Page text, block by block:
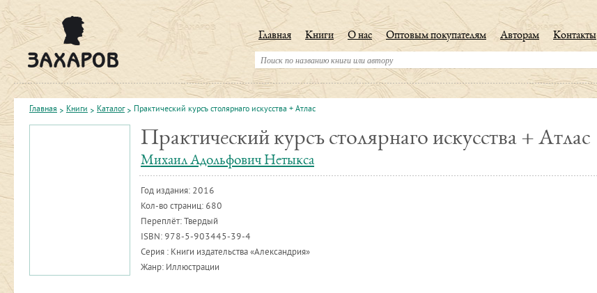
Главная Книги О нас Оптовым покупателям Авторам Контакты
Главная Книги Каталог Практический курсъ столярнаго искусства + Атлас
Практический курсъ столярнаго искусства + Атлас
Михаил Адольфович Нетыкса
Год издания: 2016
Кол-во страниц: 680
Переплёт: Твердый
ISBN: 978-5-903445-39-4
Серия : Книги издательства «Александрия»
Жанр: Иллюстрации